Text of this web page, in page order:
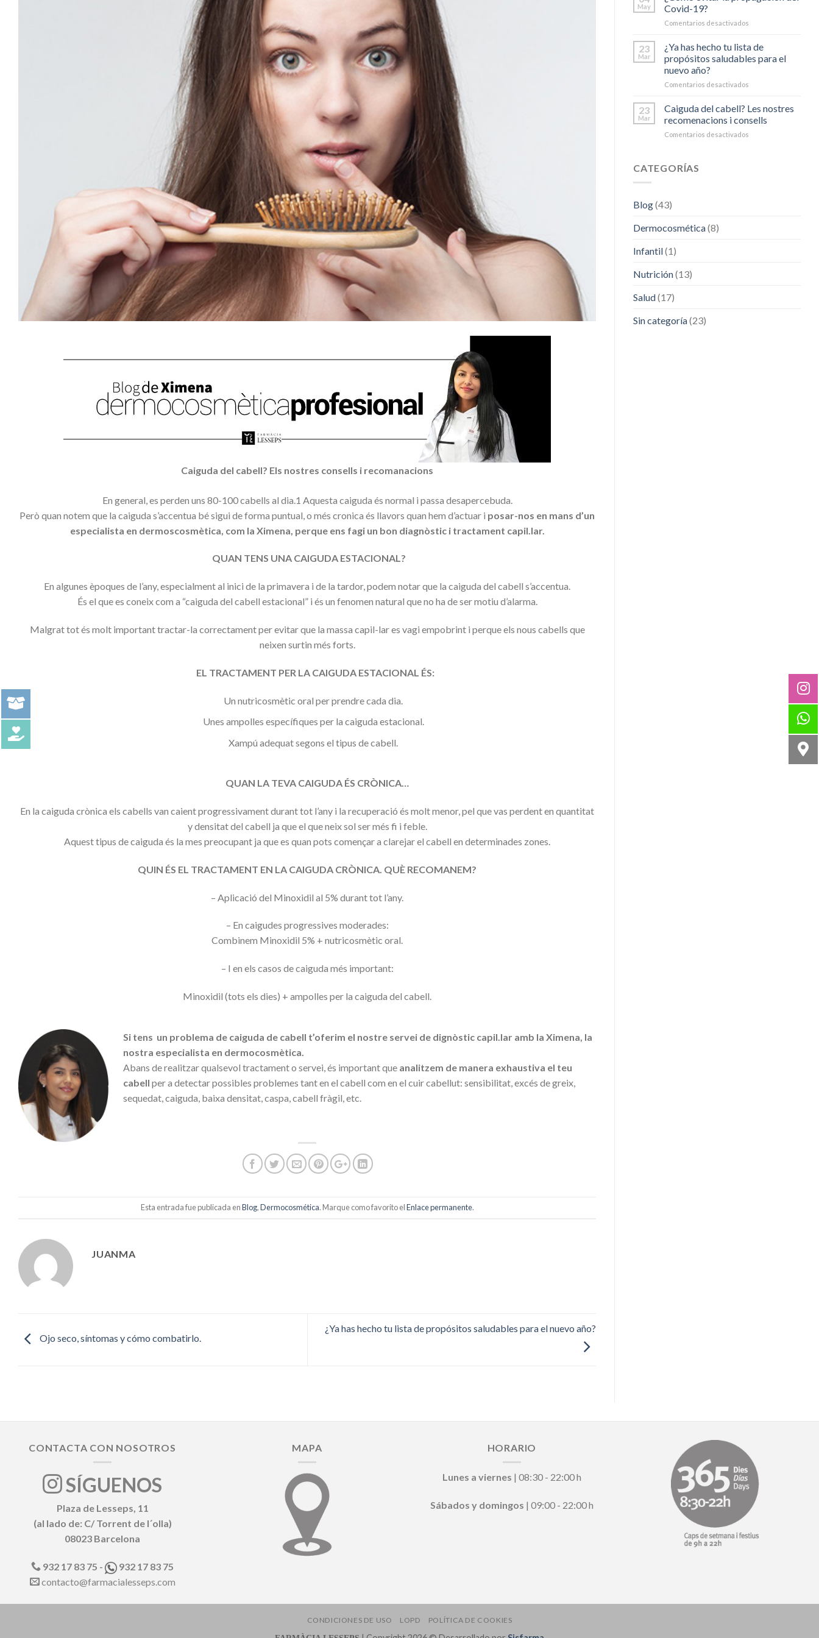
Caiguda del cabell? Els nostres consells i recomanacions
En general, es perden uns 80-100 cabells al dia.1 Aquesta caiguda és normal i passa desapercebuda.
Però quan notem que la caiguda s’accentua bé sigui de forma puntual, o més cronica és llavors quan hem d’actuar i posar-nos en mans d’un
especialista en dermoscosmètica, com la Ximena, perque ens fagi un bon diagnòstic i tractament capil.lar.
QUAN TENS UNA CAIGUDA ESTACIONAL?
En algunes èpoques de l’any, especialment al inici de la primavera i de la tardor, podem notar que la caiguda del cabell s’accentua.
És el que es coneix com a “caiguda del cabell estacional” i és un fenomen natural que no ha de ser motiu d’alarma.
Malgrat tot és molt important tractar-la correctament per evitar que la massa capil-lar es vagi empobrint i perque els nous cabells que
neixen surtin més forts.
EL TRACTAMENT PER LA CAIGUDA ESTACIONAL ÉS:
Un nutricosmètic oral per prendre cada dia.
Unes ampolles específiques per la caiguda estacional.
Xampú adequat segons el tipus de cabell.
QUAN LA TEVA CAIGUDA ÉS CRÒNICA…
En la caiguda crònica els cabells van caient progressivament durant tot l’any i la recuperació és molt menor, pel que vas perdent en quantitat
y densitat del cabell ja que el que neix sol ser més fi i feble.
Aquest tipus de caiguda és la mes preocupant ja que es quan pots començar a clarejar el cabell en determinades zones.
QUIN ÉS EL TRACTAMENT EN LA CAIGUDA CRÒNICA. QUÈ RECOMANEM?
– Aplicació del Minoxidil al 5% durant tot l’any.
– En caigudes progressives moderades:
Combinem Minoxidil 5% + nutricosmètic oral.
– I en els casos de caiguda més important:
Minoxidil (tots els dies) + ampolles per la caiguda del cabell.
Si tens un problema de caiguda de cabell t’oferim el nostre servei de dignòstic capil.lar amb la Ximena, la
nostra especialista en dermocosmètica.
Abans de realitzar qualsevol tractament o servei, és important que analitzem de manera exhaustiva el teu
cabell per a detectar possibles problemes tant en el cabell com en el cuir cabellut: sensibilitat, excés de greix,
sequedat, caiguda, baixa densitat, caspa, cabell fràgil, etc.
Esta entrada fue publicada enBlog,Dermocosmética. Marque como favorito elEnlace permanente.
JUANMA
Ojo seco, síntomas y cómo combatirlo.
¿Ya has hecho tu lista de propósitos saludables para el nuevo año?
tener
escoger
correctamente
May
Covid-19?
Comentarios desactivados
evitar
propagación
23
Mar
¿Ya has hecho tu lista de
propósitos saludables para el
nuevo año?
Comentarios desactivados
has
tu
23
Mar
Caiguda del cabell? Les nostres
recomenacions i consells
Comentarios desactivados
CATEGORÍAS
Blog(43)
Dermocosmética(8)
Infantil(1)
Nutrición(13)
Salud(17)
Sin categoría(23)
CONTACTA CON NOSOTROS
SÍGUENOS
Plaza de Lesseps, 11
(al lado de: C/ Torrent de l´olla)
08023 Barcelona
932 17 83 75 -
932 17 83 75
contacto@farmacialesseps.com
MAPA HORARIO
Lunes a viernes | 08:30 - 22:00 h
Sábados y domingos | 09:00 - 22:00 h
CONDICIONES DE USO LOPD POLÍTICA DE COOKIES